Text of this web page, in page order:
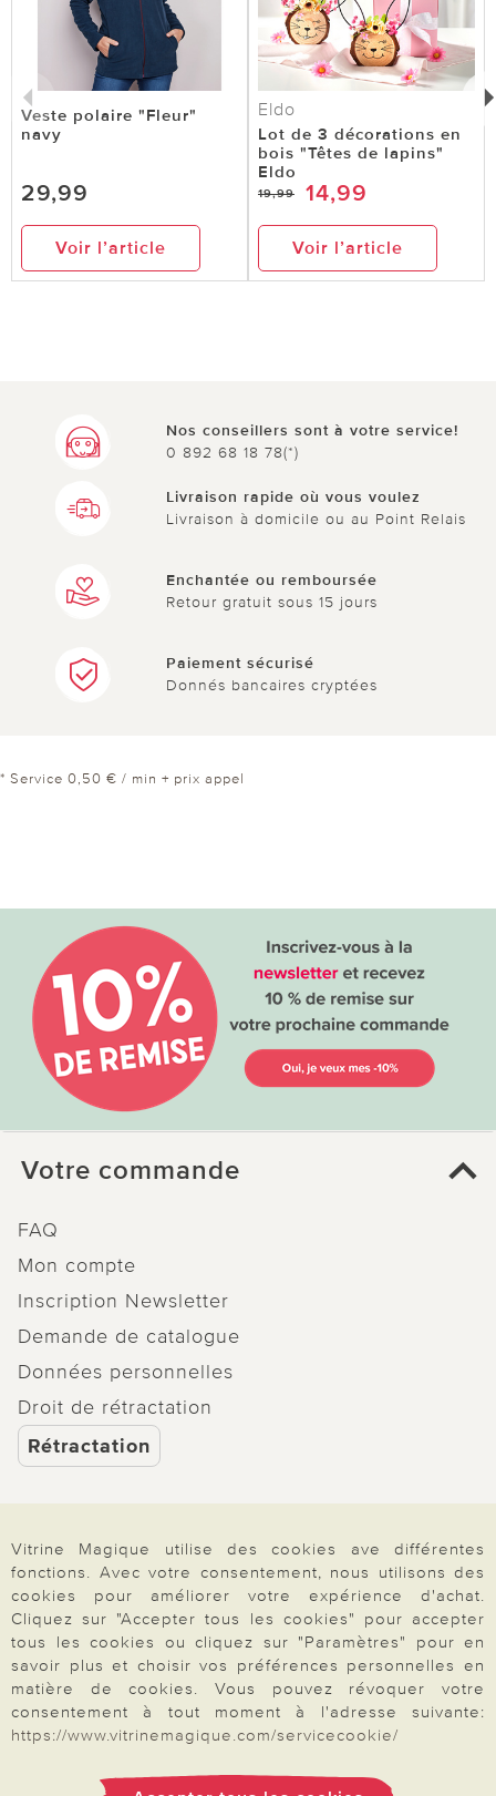
Veste polaire "Fleur"
navy
29,99
Voir l’article
Eldo
Lot de 3 décorations en
bois "Têtes de lapins"
Eldo
19,99 14,99
Voir l’article
Nos conseillers sont à votre service!
0 892 68 18 78(*)
Livraison rapide où vous voulez
Livraison à domicile ou au Point Relais
Enchantée ou remboursée
Retour gratuit sous 15 jours
Paiement sécurisé
Donnés bancaires cryptées
* Service 0,50 € / min + prix appel
Votre commande
FAQ
Mon compte
Inscription Newsletter
Demande de catalogue
Données personnelles
Droit de rétractation
Rétractation
Paiement & Livraison
À propos de nous
Besoin d'aide?
Vitrine Magique utilise des cookies ave différentes
fonctions. Avec votre consentement, nous utilisons des
cookies pour améliorer votre expérience d'achat.
Cliquez sur "Accepter tous les cookies" pour accepter
tous les cookies ou cliquez sur "Paramètres" pour en
savoir plus et choisir vos préférences personnelles en
matière de cookies. Vous pouvez révoquer votre
consentement à tout moment à l'adresse suivante:
https://www.vitrinemagique.com/servicecookie/